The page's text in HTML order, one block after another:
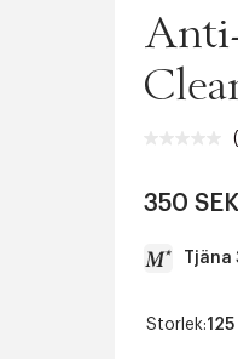
350 SEK
a
Storlek:125